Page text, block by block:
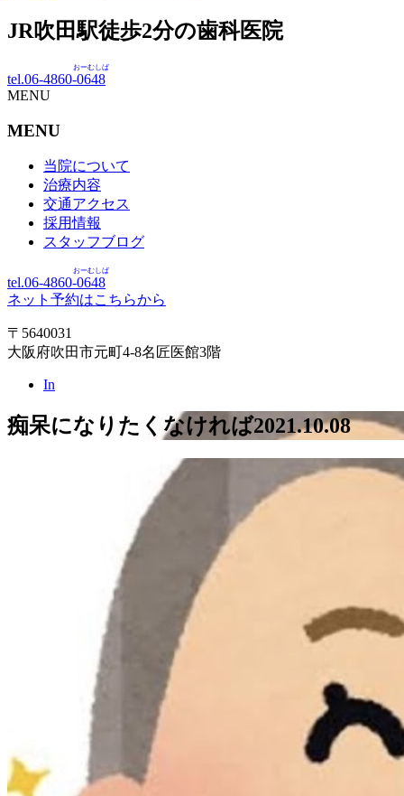
JR吹田駅徒歩2分の歯科医院
tel.06-4860-0648
おーむしば
MENU
MENU
当院について
治療内容
交通アクセス
採用情報
スタッフブログ
tel.06-4860-0648
おーむしば
ネット予約はこちらから
〒5640031
大阪府吹田市元町4-8名匠医館3階
In
痴呆になりたくなければ2021.10.08